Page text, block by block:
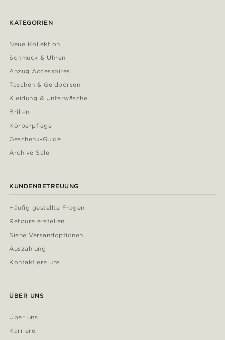
KATEGORIEN
Neue Kollektion
Schmuck & Uhren
Anzug Accessoires
Taschen & Geldbörsen
Kleidung & Unterwäsche
Brillen
Körperpflege
Geschenk-Guide
Archive Sale
KUNDENBETREUUNG
Häufig gestellte Fragen
Retoure erstellen
Siehe Versandoptionen
Auszahlung
Kontaktiere uns
ÜBER UNS
Über uns
Karriere